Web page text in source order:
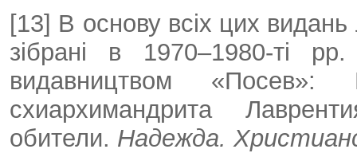
[13] В основу всіх цих
зібрані в 1970–1980-ті
видавництвом
схиархимандрита
обители. Надежда.